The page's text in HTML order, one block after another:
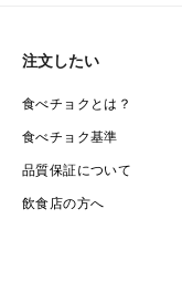
注文したい
食べチョクとは？
食べチョク基準
品質保証について
飲食店の方へ